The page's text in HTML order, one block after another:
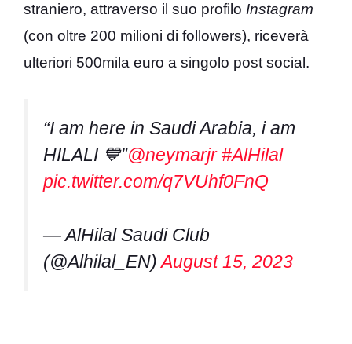
straniero, attraverso il suo profilo Instagram
(con oltre 200 milioni di followers), riceverà
ulteriori 500mila euro a singolo post social.
“I am here in Saudi Arabia, i am
HILALI 💙”@neymarjr #AlHilal
pic.twitter.com/q7VUhf0FnQ
— AlHilal Saudi Club
(@Alhilal_EN)August 15, 2023